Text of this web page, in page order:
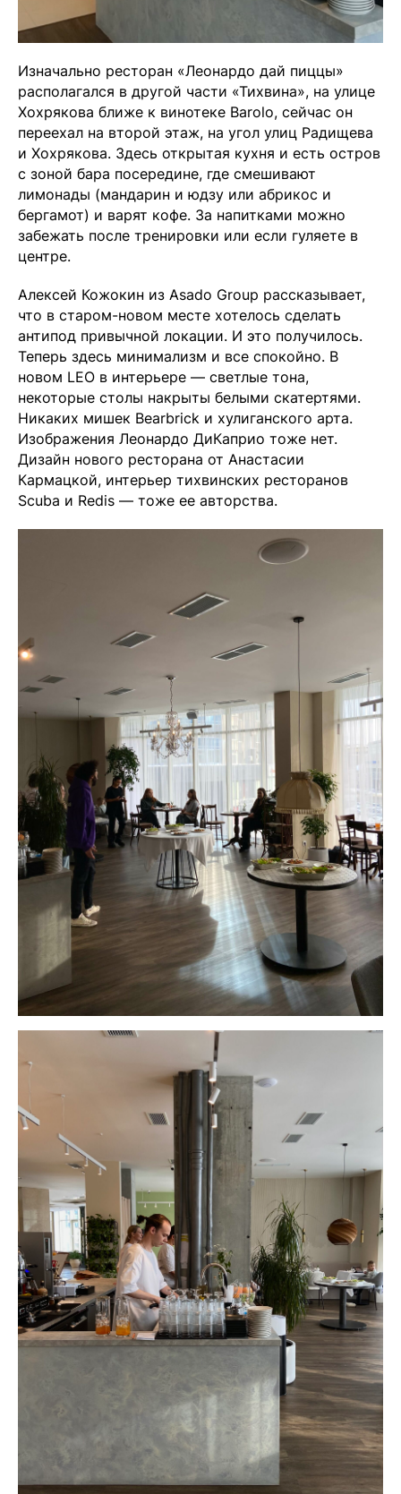
Изначально ресторан «Леонардо дай пиццы»
располагался в другой части «Тихвина», на улице
Хохрякова ближе к винотеке Barolo, сейчас он
переехал на второй этаж, на угол улиц Радищева
и Хохрякова. Здесь открытая кухня и есть остров
с зоной бара посередине, где смешивают
лимонады (мандарин и юдзу или абрикос и
бергамот) и варят кофе. За напитками можно
забежать после тренировки или если гуляете в
центре.
Алексей Кожокин из Asado Group рассказывает,
что в старом-новом месте хотелось сделать
антипод привычной локации. И это получилось.
Теперь здесь минимализм и все спокойно. В
новом LEO в интерьере — светлые тона,
некоторые столы накрыты белыми скатертями.
Никаких мишек Bearbrick и хулиганского арта.
Изображения Леонардо ДиКаприо тоже нет.
Дизайн нового ресторана от Анастасии
Кармацкой, интерьер тихвинских ресторанов
Scuba и Redis — тоже ее авторства.